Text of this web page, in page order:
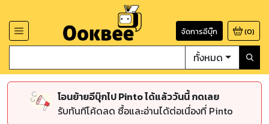
จัดการอีบุ๊ก (0)
ทั้งหมด
โอนย้ายอีบุ๊กไป Pinto ได้แล้ววันนี้ กดเลย
รับทันทีโค้ดลด ซื้อและอ่านได้ต่อเนื่องที่ Pinto